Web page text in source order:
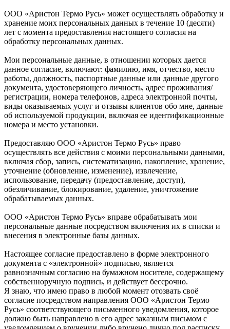
ООО «Аристон Термо Русь» может осуществлять обработку и
хранение моих персональных данных в течение 10 (десяти)
лет с момента предоставления настоящего согласия на
обработку персональных данных.
Мои персональные данные, в отношении которых дается
данное согласие, включают: фамилию, имя, отчество, место
работы, должность, паспортные данные или данные другого
документа, удостоверяющего личность, адрес проживания/
регистрации, номера телефонов, адреса электронной почты,
виды оказываемых услуг и отзывы клиентов обо мне, данные
об используемой продукции, включая ее идентификационные
номера и место установки.
Предоставляю ООО «Аристон Термо Русь» право
осуществлять все действия с моими персональными данными,
включая сбор, запись, систематизацию, накопление, хранение,
уточнение (обновление, изменение), извлечение,
использование, передачу (предоставление, доступ),
обезличивание, блокирование, удаление, уничтожение
обрабатываемых данных.
ООО «Аристон Термо Русь» вправе обрабатывать мои
персональные данные посредством включения их в списки и
внесения в электронные базы данных.
Настоящее согласие предоставлено в форме электронного
документа с «электронной» подписью, является
равнозначным согласию на бумажном носителе, содержащему
собственноручную подпись, и действует бессрочно.
Я знаю, что имею право в любой момент отозвать своё
согласие посредством направления ООО «Аристон Термо
Русь» соответствующего письменного уведомления, которое
должно быть направлено в его адрес заказным письмом с